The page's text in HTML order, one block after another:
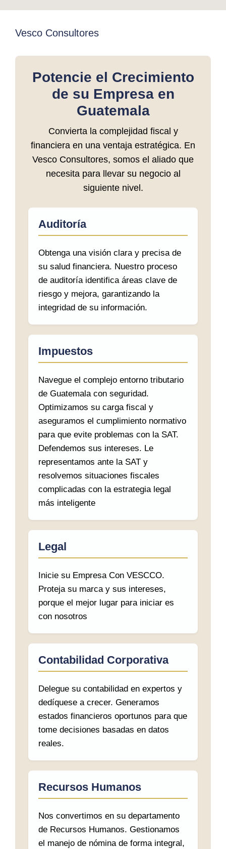
Vesco Consultores
Potencie el Crecimiento
de su Empresa en
Guatemala
Convierta la complejidad fiscal y
financiera en una ventaja estratégica. En
Vesco Consultores, somos el aliado que
necesita para llevar su negocio al
siguiente nivel.
Auditoría
Obtenga una visión clara y precisa de
su salud financiera. Nuestro proceso
de auditoría identifica áreas clave de
riesgo y mejora, garantizando la
integridad de su información.
Impuestos
Navegue el complejo entorno tributario
de Guatemala con seguridad.
Optimizamos su carga fiscal y
aseguramos el cumplimiento normativo
para que evite problemas con la SAT.
Defendemos sus intereses. Le
representamos ante la SAT y
resolvemos situaciones fiscales
complicadas con la estrategia legal
más inteligente
Legal
Inicie su Empresa Con VESCCO.
Proteja su marca y sus intereses,
porque el mejor lugar para iniciar es
con nosotros
Contabilidad Corporativa
Delegue su contabilidad en expertos y
dedíquese a crecer. Generamos
estados financieros oportunos para que
tome decisiones basadas en datos
reales.
Recursos Humanos
Nos convertimos en su departamento
de Recursos Humanos. Gestionamos
el manejo de nómina de forma integral,